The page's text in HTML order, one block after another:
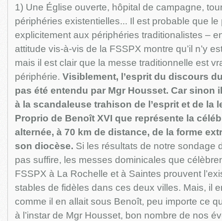
1) Une Église ouverte, hôpital de campagne,
périphéries existentielles... Il est probable que
explicitement aux périphéries traditionalistes –
attitude vis-à-vis de la FSSPX montre qu’il n’y
mais il est clair que la messe traditionnelle est
périphérie. Visiblement, l’esprit du discours
pas été entendu par Mgr Housset. Car sinon
à la scandaleuse trahison de l’esprit et de la
Proprio de Benoît XVI que représente la
alternée, à 70 km de distance, de la forme
son diocèse. Si les résultats de notre sondage
pas suffire, les messes dominicales que
FSSPX à La Rochelle et à Saintes prouvent
stables de fidèles dans ces deux villes. Mais, il
comme il en allait sous Benoît, peu importe ce
à l’instar de Mgr Housset, bon nombre de nos